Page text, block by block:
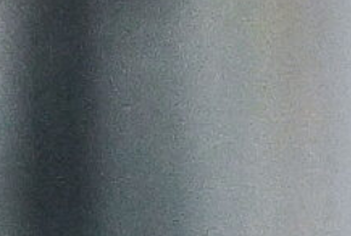
centrocampista
7 Agosto 2026